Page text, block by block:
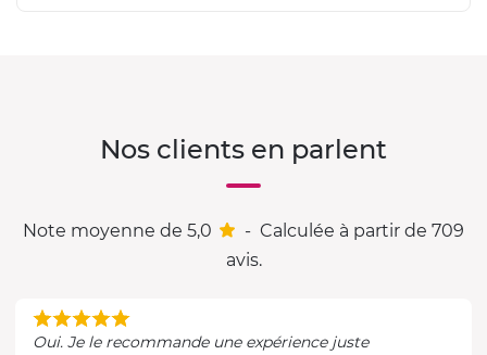
Nos clients en parlent
Note moyenne de 5,0 - Calculée à partir de 709
avis.
Oui. Je le recommande une expérience juste